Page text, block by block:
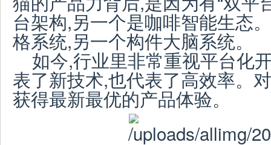
台架构,另一个是咖啡智能生态
格系统,另一个构件大脑系统。
如今,行业里非常重视平台化
表了新技术,也代表了高效率。
获得最新最优的产品体验。